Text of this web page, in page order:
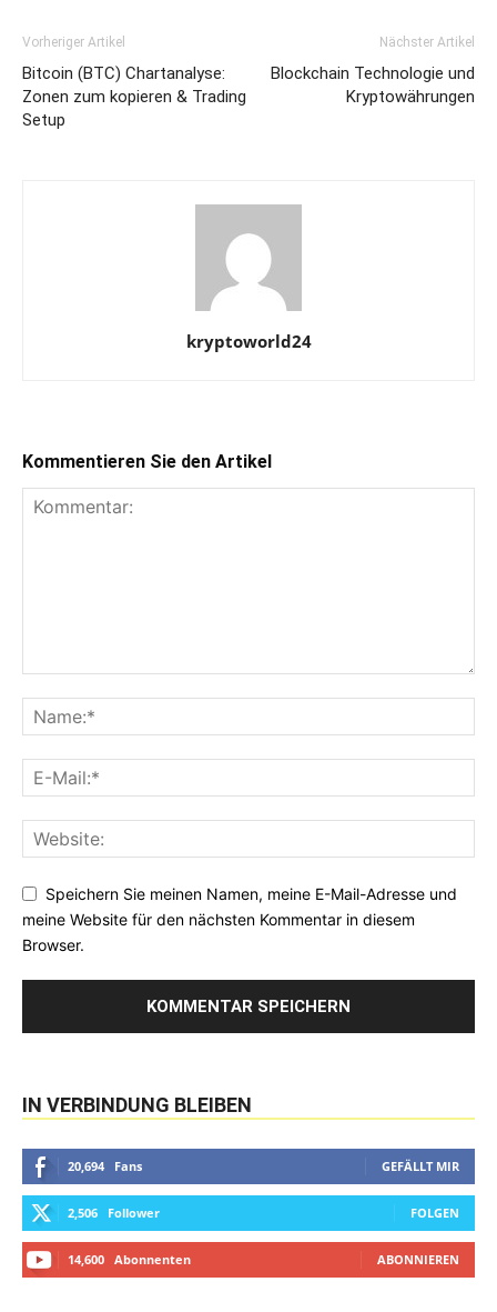
Vorheriger Artikel
Bitcoin (BTC) Chartanalyse:
Zonen zum kopieren & Trading
Setup
Nächster Artikel
Blockchain Technologie und
Kryptowährungen
kryptoworld24
Kommentieren Sie den Artikel
Speichern Sie meinen Namen, meine E-Mail-Adresse und
meine Website für den nächsten Kommentar in diesem
Browser.
IN VERBINDUNG BLEIBEN
20,694 Fans GEFÄLLT MIR
2,506 Follower FOLGEN
14,600 Abonnenten ABONNIEREN